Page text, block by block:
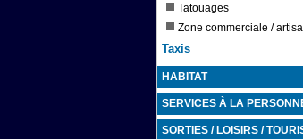
Tatouages
Zone commerciale /
Taxis
HABITAT
SERVICES À LA
SORTIES / LOISIRS /